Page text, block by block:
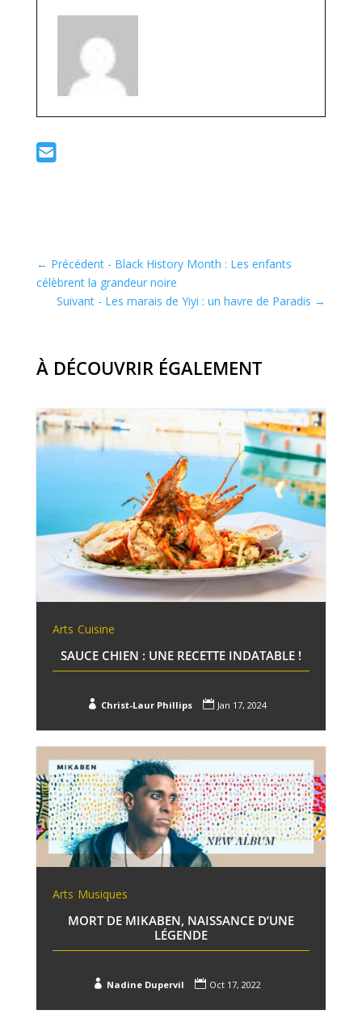
← Précédent - Black History Month : Les enfants
célèbrent la grandeur noire
Suivant - Les marais de Yiyi : un havre de Paradis →
À DÉCOUVRIR ÉGALEMENT
Arts Cuisine
SAUCE CHIEN : UNE RECETTE INDATABLE !
 Christ-Laur Phillips  Jan 17, 2024
Arts Musiques
MORT DE MIKABEN, NAISSANCE D’UNE
LÉGENDE
 Nadine Dupervil  Oct 17, 2022